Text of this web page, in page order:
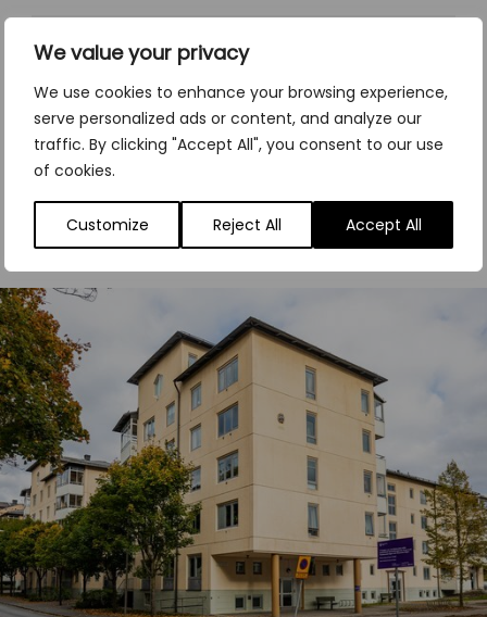
We value your privacy
We use cookies to enhance your browsing experience,
serve personalized ads or content, and analyze our
traffic. By clicking "Accept All", you consent to our use
of cookies.
Customize Reject All Accept All
Gemensam el
Referenscase
Installationer av gemensam el (IMD)